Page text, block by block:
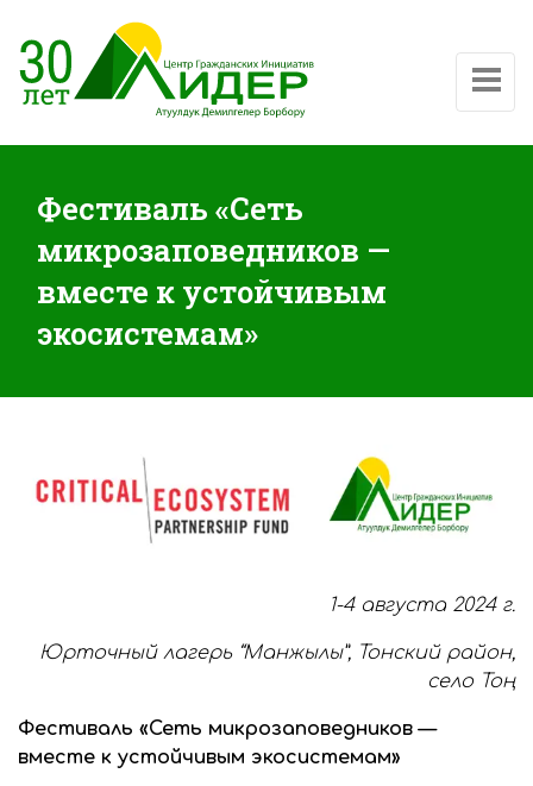
Фестиваль «Сеть
микрозаповедников —
вместе к устойчивым
экосистемам»
1-4 августа 2024 г.
Юрточный лагерь “Манжылы”, Тонский район,
село Тоң
Фестиваль «Сеть микрозаповедников —
вместе к устойчивым экосистемам»